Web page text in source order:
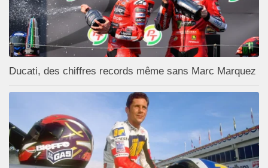
Ducati, des chiffres records même sans Marc Marquez